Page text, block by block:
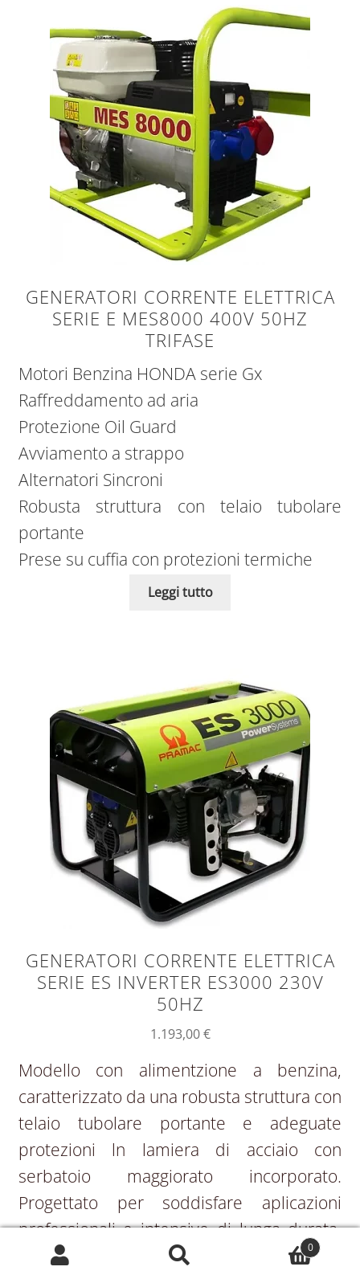
GENERATORI CORRENTE ELETTRICA
SERIE E MES8000 400V 50HZ
TRIFASE
Motori Benzina HONDA serie Gx
Raffreddamento ad aria
Protezione Oil Guard
Avviamento a strappo
Alternatori Sincroni
Robusta struttura con telaio tubolare
portante
Prese su cuffia con protezioni termiche
Leggi tutto
GENERATORI CORRENTE ELETTRICA
SERIE ES INVERTER ES3000 230V
50HZ
1.193,00€
Modello con alimentzione a benzina,
caratterizzato da una robusta struttura con
telaio tubolare portante e adeguate
protezioni ln lamiera di acciaio con
serbatoio maggiorato incorporato.
Progettato per soddisfare aplicazioni
professionali e intensive di lunga durata.
Motori benzina honda serie GX
0